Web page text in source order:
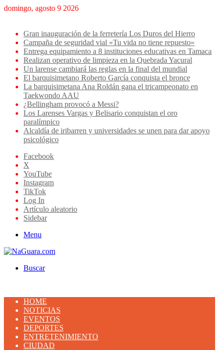
domingo, agosto 9 2026
Gran inauguración de la ferretería Los Duros del Hierro
Campaña de seguridad vial «Tu vida no tiene repuesto»
Entrega equipamiento a 8 instituciones educativas en Tamaca
Realizan operativo de limpieza en la Quebrada Yacural
Un larense cambiará las reglas en la final del mundial
El barquisimetano Roberto García conquista el bronce
La barquisimetana Ana Roldán gana el tricampeonato en
Taekwondo AAU
¿Bellingham provocó a Messi?
Los Larenses Vargas y Belisario conquistan el oro
paralímpico
Alcaldía de iribarren y universidades se unen para dar apoyo
psicológico
Facebook
X
YouTube
Instagram
TikTok
Log In
Artículo aleatorio
Sidebar
Menu
Buscar
HOME
NOTICIAS
EVENTOS
DEPORTES
ENTRETENIMIENTO
CIUDAD